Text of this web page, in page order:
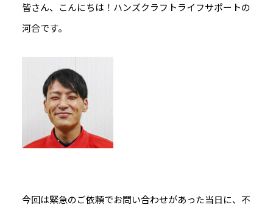
皆さん、こんにちは！ハンズクラフトライフサポートの
河合です。
今回は緊急のご依頼でお問い合わせがあった当日に、不